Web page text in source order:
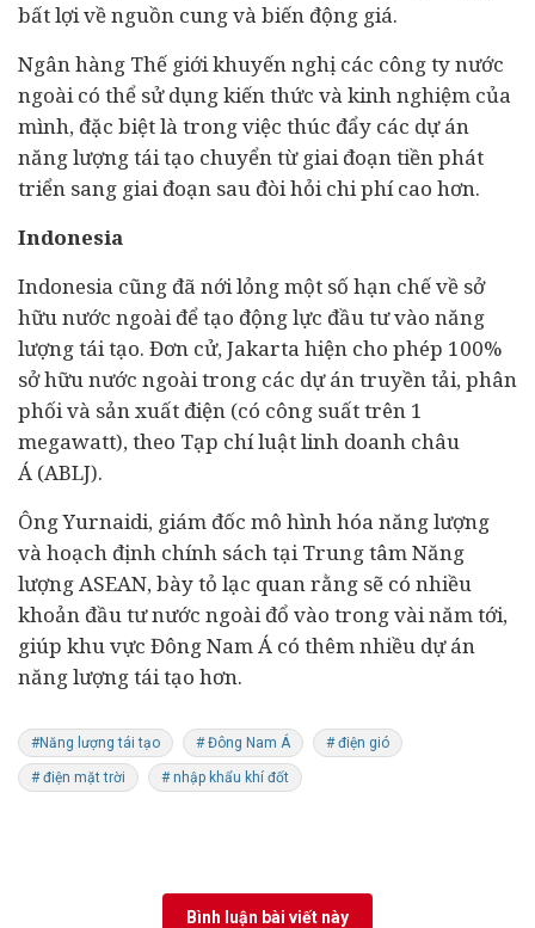
bất lợi về nguồn cung và biến động giá.
Ngân hàng Thế giới khuyến nghị các công ty nước
ngoài có thể sử dụng kiến thức và kinh nghiệm của
mình, đặc biệt là trong việc thúc đẩy các dự án
năng lượng tái tạo chuyển từ giai đoạn tiền phát
triển sang giai đoạn sau đòi hỏi chi phí cao hơn.
Indonesia
Indonesia cũng đã nới lỏng một số hạn chế về sở
hữu nước ngoài để tạo động lực đầu tư vào năng
lượng tái tạo. Đơn cử, Jakarta hiện cho phép 100%
sở hữu nước ngoài trong các dự án truyền tải, phân
phối và sản xuất điện (có công suất trên 1
megawatt), theo Tạp chí luật linh doanh châu
Á (ABLJ).
Ông Yurnaidi, giám đốc mô hình hóa năng lượng
và hoạch định chính sách tại Trung tâm Năng
lượng ASEAN, bày tỏ lạc quan rằng sẽ có nhiều
khoản đầu tư nước ngoài đổ vào trong vài năm tới,
giúp khu vực Đông Nam Á có thêm nhiều dự án
năng lượng tái tạo hơn.
#Năng lượng tái tạo # Đông Nam Á # điện gió
# điện mặt trời # nhập khẩu khí đốt
Bình luận bài viết này